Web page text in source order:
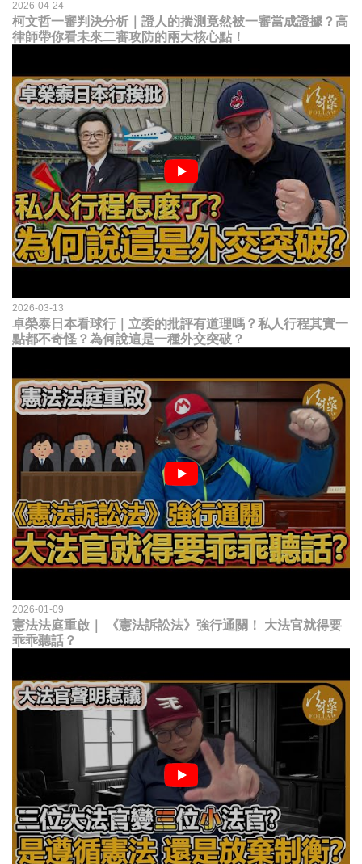
2026-04-24
柯文哲一審判決分析｜證人的揣測竟然被一審當成證據？高
律師帶你看未來二審攻防的兩大核心點！
2026-03-13
卓榮泰日本看球行｜立委的批評有道理嗎？私人行程其實一
點都不奇怪？為何說這是一種外交突破？
2026-01-09
憲法法庭重啟｜ 《憲法訴訟法》強行通關！ 大法官就得要
乖乖聽話？